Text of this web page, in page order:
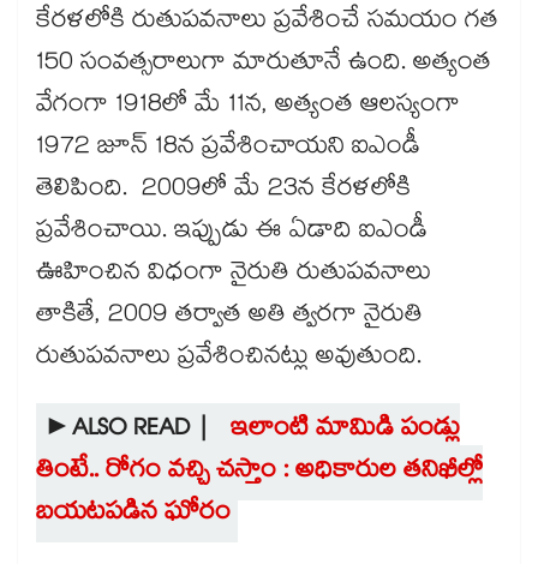
కేరళలోకి రుతుపవనాలు ప్రవేశించే సమయం గత
150 సంవత్సరాలుగా మారుతూనే ఉంది. అత్యంత
వేగంగా 1918లో మే 11న, అత్యంత ఆలస్యంగా
1972 జూన్​ 18న ప్రవేశించాయని ఐఎండీ
తెలిపింది. 2009లో మే 23న కేరళలోకి
ప్రవేశించాయి. ఇప్పుడు ఈ ఏడాది ఐఎండీ
ఊహించిన విధంగా నైరుతి రుతుపవనాలు
తాకితే, 2009 తర్వాత అతి త్వరగా నైరుతి
రుతుపవనాలు ప్రవేశించినట్లు అవుతుంది.
►ALSO READ | ఇలాంటి మామిడి పండ్లు
తింటే.. రోగం వచ్చి చస్తాం : అధికారుల తనిఖీల్లో
బయటపడిన ఘోరం